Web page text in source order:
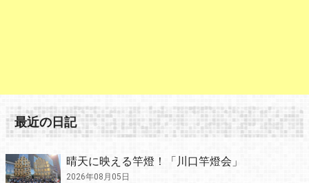
最近の日記
晴天に映える竿燈！「川口竿燈会」
2026年08月05日